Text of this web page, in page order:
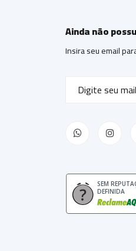
Ainda não
Insira seu email
SEM
DEFINIDA